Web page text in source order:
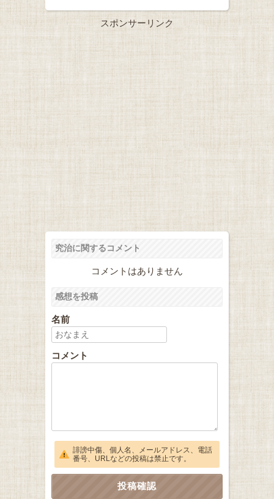
スポンサーリンク
究治に関するコメント
コメントはありません
感想を投稿
名前
コメント
誹謗中傷、個人名、メールアドレス、電話
番号、URLなどの投稿は禁止です。